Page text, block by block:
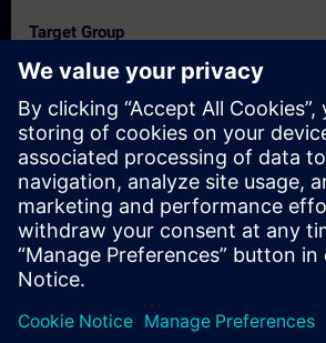
Target Group
Programozók és vezető karbantartók
Dates And Registration
Currently, no events available
Add yourself to the course request list and
when new dates become available.
Activate notification service